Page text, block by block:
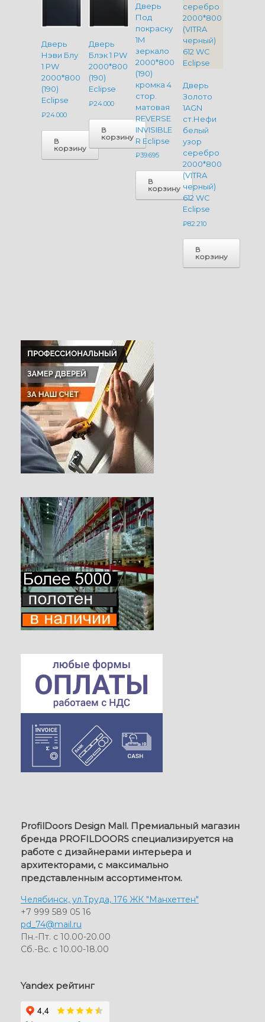
Дверь
Нэви Блу
1 PW
2000*800
(190)
Eclipse
₽24.000
В
корзину
Дверь
Блэк 1 PW
2000*800
(190)
Eclipse
₽24.000
В
корзину
Дверь
Под
покраску
1M
зеркало
2000*800
(190)
кромка 4
стор.
матовая
REVERSE
INVISIBLE
R Eclipse
₽39.695
В
корзину
Дверь
Золото
1AGN
ст.Нефи
белый
узор
серебро
2000*800
(VITRA
черный)
612 WC
Eclipse
₽82.210
В
корзину
ProfilDoors Design Mall. Премиальный магазин
бренда PROFILDOORS специализируется на
работе с дизайнерами интерьера и
архитекторами, с максимально
представленным ассортиментом.
Челябинск, ул.Труда, 176 ЖК "Манхеттен"
+7 999 589 05 16
pd_74@mail.ru
Пн.-Пт. с 10.00-20.00
Сб.-Вс. с 10.00-18.00
Yandex рейтинг